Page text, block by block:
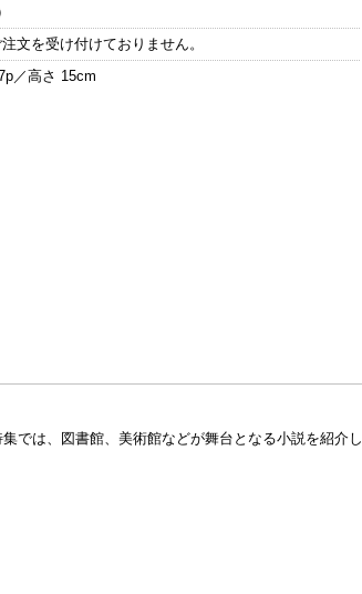
文を受け付けておりません。
／高さ 15cm
では、図書館、美術館などが舞台となる小説を紹介